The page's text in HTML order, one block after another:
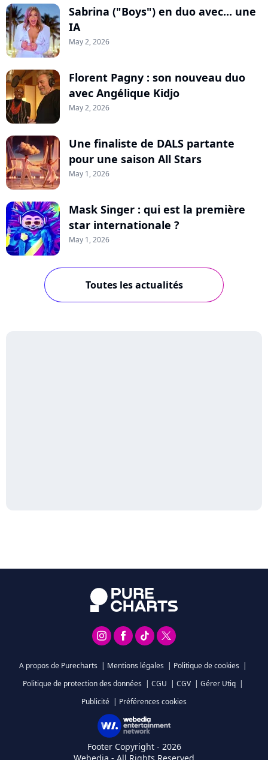
Sabrina ("Boys") en duo avec... une
IA
May 2, 2026
Florent Pagny : son nouveau duo
avec Angélique Kidjo
May 2, 2026
Une finaliste de DALS partante
pour une saison All Stars
May 1, 2026
Mask Singer : qui est la première
star internationale ?
May 1, 2026
Toutes les actualités
A propos de Purecharts | Mentions légales | Politique de cookies |
Politique de protection des données | CGU | CGV | Gérer Utiq |
Publicité | Préférences cookies
Footer Copyright - 2026